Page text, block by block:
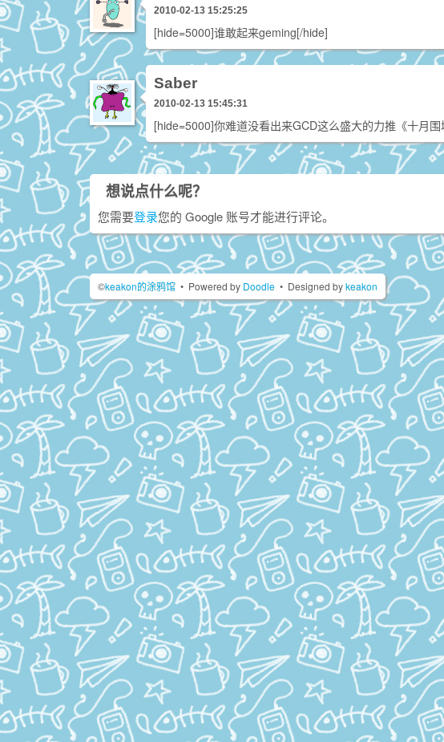
2010-02-13 15:25:25
[hide=5000]谁敢起来geming[/hide]
Saber
2010-02-13 15:45:31
[hide=5000]你难道没看出来GCD这么盛大的力推《十月
想说点什么呢？
您需要登录您的 Google 账号才能进行评论。
©keakon的涂鸦馆 • Powered by Doodle • Designed bykeakon